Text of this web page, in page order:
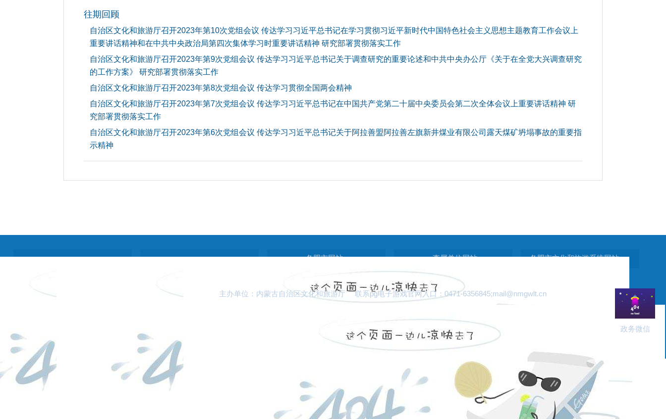
往期回顾
自治区文化和旅游厅召开2023年第10次党组会议 传达学习习近平总书记在学习贯彻习近平新时代中国特色社会主义思想主题教育工作会议上
重要讲话精神和在中共中央政治局第四次集体学习时重要讲话精神 研究部署贯彻落实工作
自治区文化和旅游厅召开2023年第9次党组会议 传达学习习近平总书记关于调查研究的重要论述和中共中央办公厅《关于在全党大兴调查研究
的工作方案》 研究部署贯彻落实工作
自治区文化和旅游厅召开2023年第8次党组会议 传达学习贯彻全国两会精神
自治区文化和旅游厅召开2023年第7次党组会议 传达学习习近平总书记在中国共产党第二十届中央委员会第二次全体会议上重要讲话精神 研
究部署贯彻落实工作
自治区文化和旅游厅召开2023年第6次党组会议 传达学习习近平总书记关于阿拉善盟阿拉善左旗新井煤业有限公司露天煤矿坍塌事故的重要指
示精神
各盟市网站 直属单位网站 各盟市文化和旅游系统网站
隐私声明
工作年报
主办单位：内蒙古自治区文化和旅游厅 联系pg电子游戏官网入口：0471-6356845;mail@nmgwlt.cn
政务微信
网站地图